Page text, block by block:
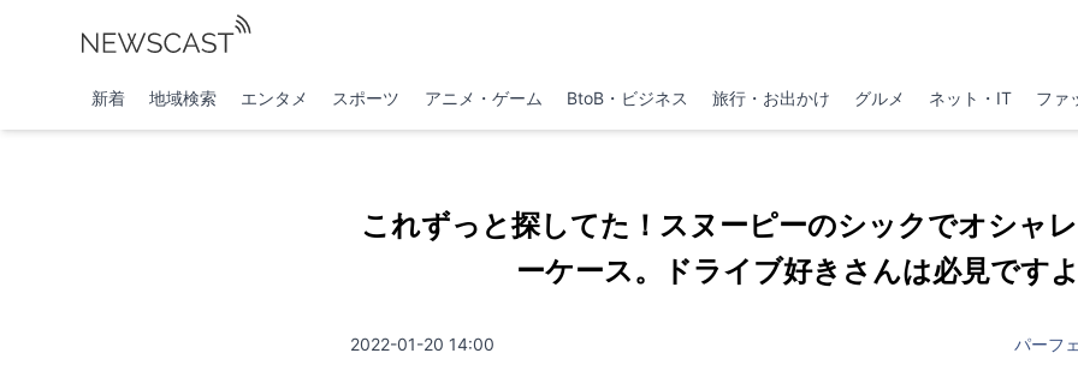
新着 地域検索 エンタメ スポーツ アニメ・ゲーム BtoB・ビジネス 旅行・お出かけ グルメ ネット・IT ファ
これずっと探してた！スヌーピーのシックでオシャ
ーケース。ドライブ好きさんは必見です
2022-01-20 14:00 パーフ